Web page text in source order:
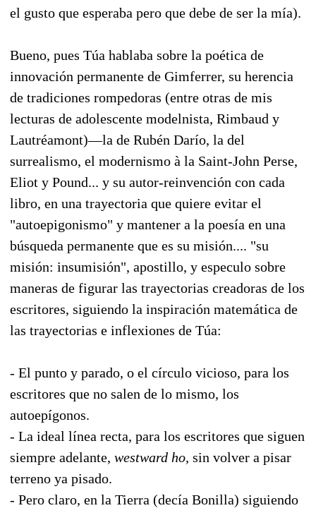
el gusto que esperaba pero que debe de ser la mía).
Bueno, pues Túa hablaba sobre la poética de
innovación permanente de Gimferrer, su herencia
de tradiciones rompedoras (entre otras de mis
lecturas de adolescente modelnista, Rimbaud y
Lautréamont)—la de Rubén Darío, la del
surrealismo, el modernismo à la Saint-John Perse,
Eliot y Pound... y su autor-reinvención con cada
libro, en una trayectoria que quiere evitar el
"autoepigonismo" y mantener a la poesía en una
búsqueda permanente que es su misión.... "su
misión: insumisión", apostillo, y especulo sobre
maneras de figurar las trayectorias creadoras de los
escritores, siguiendo la inspiración matemática de
las trayectorias e inflexiones de Túa:
- El punto y parado, o el círculo vicioso, para los
escritores que no salen de lo mismo, los
autoepígonos.
- La ideal línea recta, para los escritores que siguen
siempre adelante, westward ho, sin volver a pisar
terreno ya pisado.
- Pero claro, en la Tierra (decía Bonilla) siguiendo